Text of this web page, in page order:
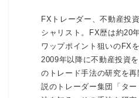
FXトレーダー、不動産投
シャリスト。FX歴は約20
ワップポイント狙いのFX
2009年以降に不動産投資
のトレード手法の研究を
説のトレーダー集団「タ